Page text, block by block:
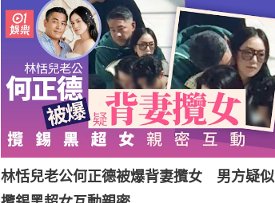
林恬兒老公何正德被爆背妻攬女 男方疑似